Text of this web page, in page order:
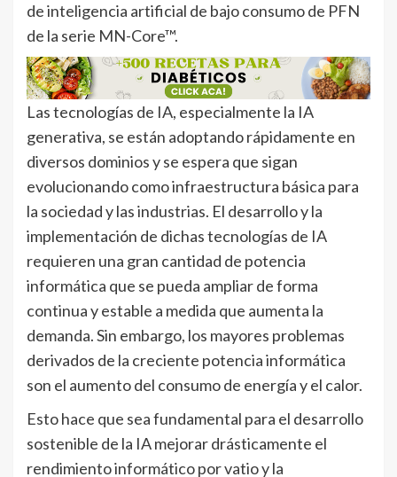
de inteligencia artificial de bajo consumo de PFN
de la serie MN-Core™.
Las tecnologías de IA, especialmente la IA
generativa, se están adoptando rápidamente en
diversos dominios y se espera que sigan
evolucionando como infraestructura básica para
la sociedad y las industrias. El desarrollo y la
implementación de dichas tecnologías de IA
requieren una gran cantidad de potencia
informática que se pueda ampliar de forma
continua y estable a medida que aumenta la
demanda. Sin embargo, los mayores problemas
derivados de la creciente potencia informática
son el aumento del consumo de energía y el calor.
Esto hace que sea fundamental para el desarrollo
sostenible de la IA mejorar drásticamente el
rendimiento informático por vatio y la